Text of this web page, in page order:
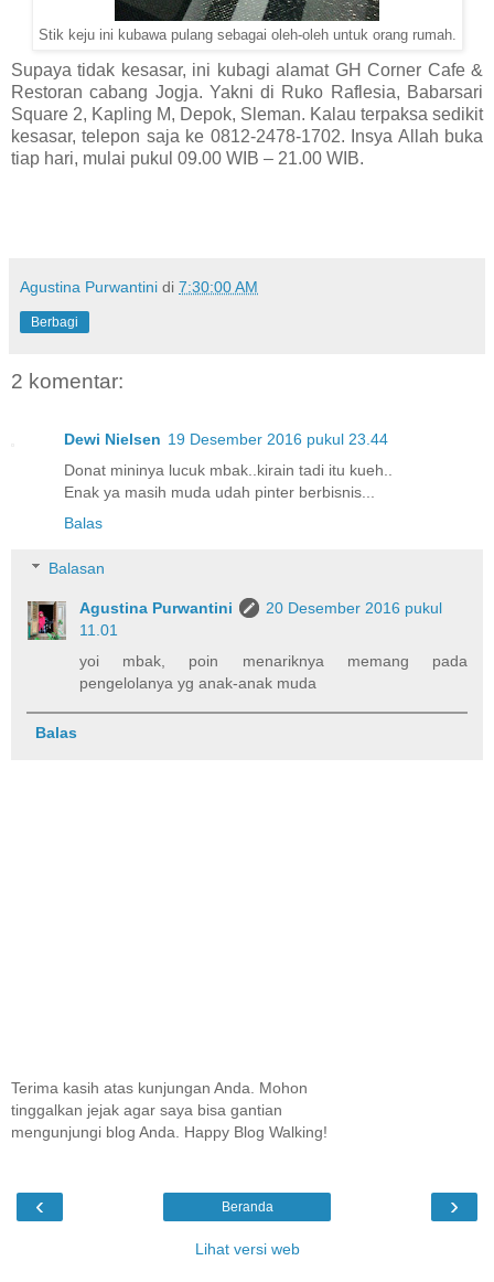
Stik keju ini kubawa pulang sebagai oleh-oleh untuk orang rumah.
Supaya tidak kesasar, ini kubagi alamat GH Corner Cafe &
Restoran cabang Jogja. Yakni di Ruko Raflesia, Babarsari
Square 2, Kapling M, Depok, Sleman. Kalau terpaksa sedikit
kesasar, telepon saja ke 0812-2478-1702. Insya Allah buka
tiap hari, mulai pukul 09.00 WIB – 21.00 WIB.
Agustina Purwantini di 7:30:00 AM
Berbagi
2 komentar:
Dewi Nielsen 19 Desember 2016 pukul 23.44
Donat mininya lucuk mbak..kirain tadi itu kueh..
Enak ya masih muda udah pinter berbisnis...
Balas
Balasan
Agustina Purwantini
20 Desember 2016 pukul
11.01
yoi mbak, poin menariknya memang pada
pengelolanya yg anak-anak muda
Balas
Terima kasih atas kunjungan Anda. Mohon
tinggalkan jejak agar saya bisa gantian
mengunjungi blog Anda. Happy Blog Walking!
‹ ›
Beranda
Lihat versi web